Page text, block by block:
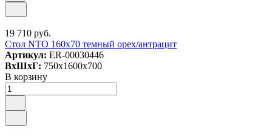
19 710 руб.
Стол NTO 160x70 темный орех/антрацит
Артикул: ER-00030446
ВxШxГ: 750x1600x700
В корзину